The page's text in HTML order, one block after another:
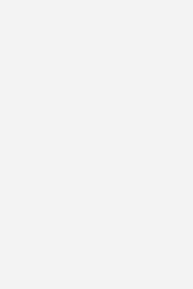
dem ERE